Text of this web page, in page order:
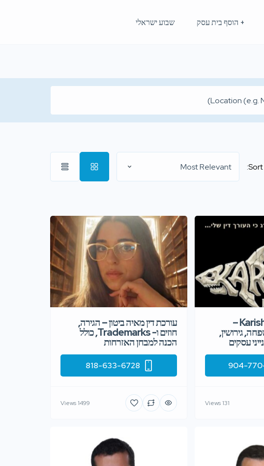
+ הוסף בית עסק שבוע ישראלי
Sort
Most Relevant
Karish Law Firm, PC –
גירושין,
עסקים
904-
131 Views
עורכת דין מאיה ביטון – הגירה,
חוזים ו- Trademarks, כולל
הכנה למבחן האזרחות
818-633-6728
1499 Views